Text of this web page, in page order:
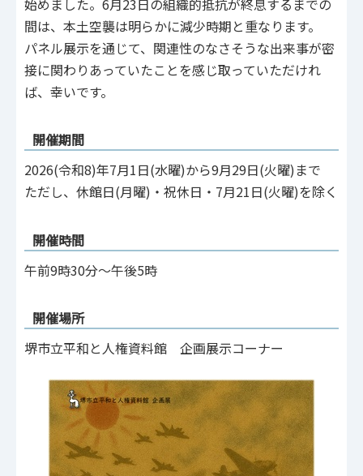
間は、本土空襲は明らかに減少時期と重なります。
パネル展示を通じて、関連性のなさそうな出来事が密
接に関わりあっていたことを感じ取っていただけれ
ば、幸いです。
開催期間
2026(令和8)年7月1日(水曜)から9月29日(火曜)まで
ただし、休館日(月曜)・祝休日・7月21日(火曜)を除く
開催時間
午前9時30分～午後5時
開催場所
堺市立平和と人権資料館 企画展示コーナー